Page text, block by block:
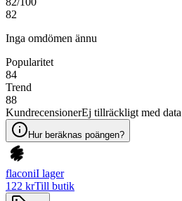
82
Inga omdömen ännu
Popularitet
84
Trend
88
KundrecensionerEj tillräckligt med data
Hur beräknas poängen?
flaconiI lager
122 krTill butik